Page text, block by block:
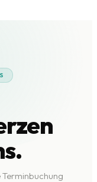
Terminbuchung